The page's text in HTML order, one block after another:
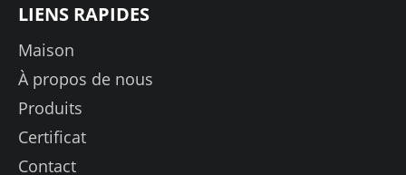
LIENS RAPIDES
Maison
À propos de nous
Produits
Certificat
Contact